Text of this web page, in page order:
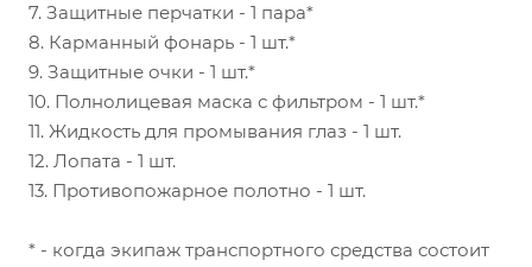
7. Защитные перчатки - 1 пара*
8. Карманный фонарь - 1 шт.*
9. Защитные очки - 1 шт.*
10. Полнолицевая маска с фильтром - 1 шт.*
11. Жидкость для промывания глаз - 1 шт.
12. Лопата - 1 шт.
13. Противопожарное полотно - 1 шт.
* - когда экипаж транспортного средства состоит